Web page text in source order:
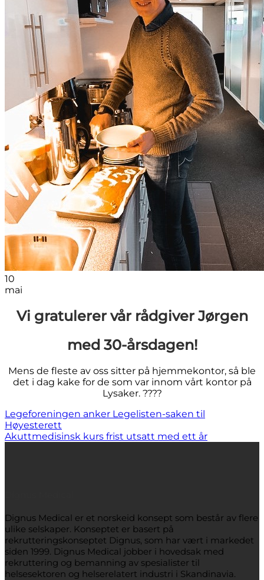
Meny
10
mai
Vi gratulerer vår rådgiver Jørgen
med 30-årsdagen!
Mens de fleste av oss sitter på hjemmekontor, så ble
det i dag kake for de som var innom vårt kontor på
Lysaker. ????
Legeforeningen anker Legelisten-saken til
Høyesterett
Akuttmedisinsk kurs frist utsatt med ett år
Dignus Medical er et norskeid konsept som består av flere
ulike selskaper. Konseptet er basert på
rekrutteringskonseptet Dignus, som har vært i markedet
siden 1999. Dignus Medical jobber i hovedsak med
rekruttering og bemanning av spesialister til
helsesektoren og helserelatert industri i Skandinavia.